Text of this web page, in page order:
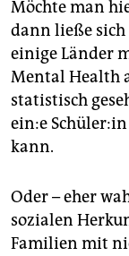
Möchte man
dann ließe
einige Länder
Mental Health
statistisch
ein:e
kann.
Oder – eher
sozialen
Familien mit